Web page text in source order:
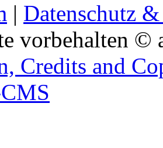
| Datenschutz
vorbehalten ©
Credits and